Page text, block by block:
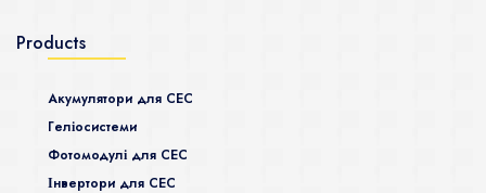
Products
Акумулятори для СЕС
Гeліосистеми
Фотомодулі для СЕС
Інвертори для СЕС